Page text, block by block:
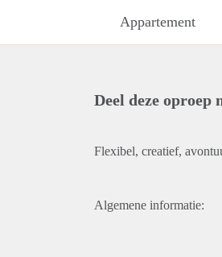
Appartement
Deel deze oproep
Flexibel, creatief,
Algemene informatie: